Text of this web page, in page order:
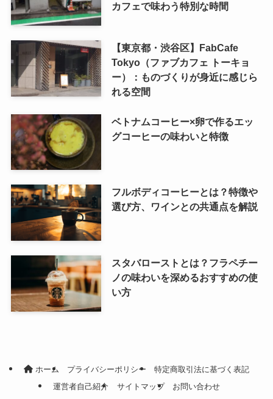
カフェで味わう特別な時間
【東京都・渋谷区】FabCafe
Tokyo（ファブカフェ トーキョ
ー）：ものづくりが身近に感じら
れる空間
ベトナムコーヒー×卵で作るエッ
グコーヒーの味わいと特徴
フルボディコーヒーとは？特徴や
選び方、ワインとの共通点を解説
スタバローストとは？フラペチー
ノの味わいを深めるおすすめの使
い方
ホーム プライバシーポリシー
特定商取引法に基づく表記
運営者自己紹介
サイトマップ お問い合わせ